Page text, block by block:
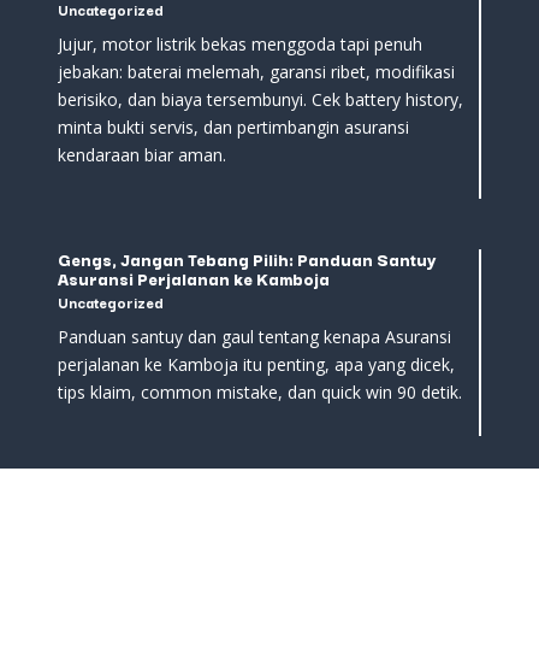
Uncategorized
Jujur, motor listrik bekas menggoda tapi penuh
jebakan: baterai melemah, garansi ribet, modifikasi
berisiko, dan biaya tersembunyi. Cek battery history,
minta bukti servis, dan pertimbangin asuransi
kendaraan biar aman.
Gengs, Jangan Tebang Pilih: Panduan Santuy
Asuransi Perjalanan ke Kamboja
Uncategorized
Panduan santuy dan gaul tentang kenapa Asuransi
perjalanan ke Kamboja itu penting, apa yang dicek,
tips klaim, common mistake, dan quick win 90 detik.